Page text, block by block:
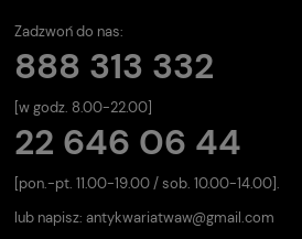
Zadzwoń do nas:
888 313 332
[w godz. 8.00-22.00]
22 646 06 44
[pon.-pt. 11.00-19.00 / sob. 10.00-14.00].
lub napisz: antykwariatwaw@gmail.com